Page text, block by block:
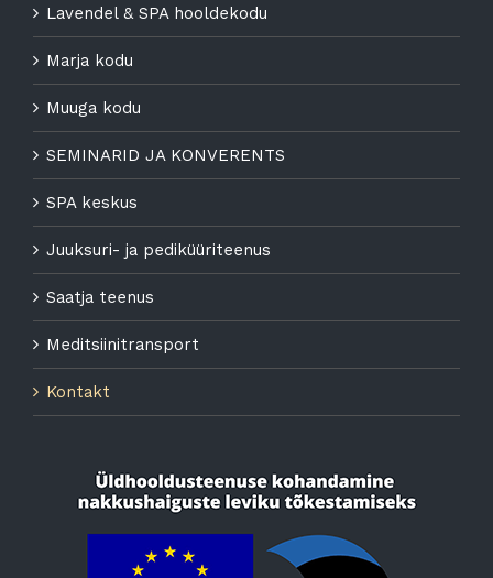
Lavendel & SPA hooldekodu
Marja kodu
Muuga kodu
SEMINARID JA KONVERENTS
SPA keskus
Juuksuri- ja pediküüriteenus
Saatja teenus
Meditsiinitransport
Kontakt